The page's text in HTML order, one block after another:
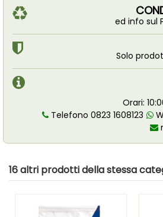
ed info sul
Solo
Orari:
Telefono 0823 1608123
16 altri prodotti della stessa